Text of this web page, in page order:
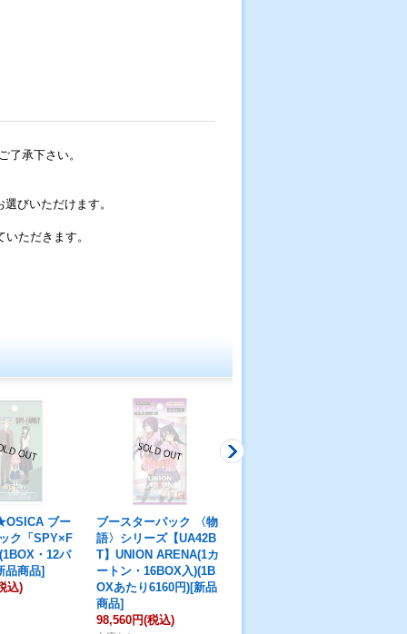
了承下さい。
びいただけます。
ただきます。
ブー
ク「SPY×F
・12パ
品商品]
込)
ブースターパック 〈物
語〉シリーズ【UA42B
T】UNION ARENA(1カ
ートン・16BOX入)(1B
OXあたり6160円)[新品
商品]
98,560円(税込)